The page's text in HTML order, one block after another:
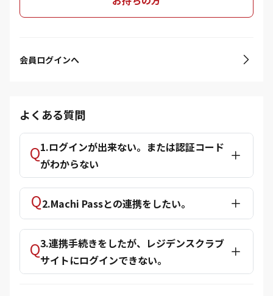
会員ログインへ
よくある質問
1.ログインが出来ない。または認証コード
がわからない
2.Machi Passとの連携をしたい。
3.連携手続きをしたが、レジデンスクラブ
サイトにログインできない。